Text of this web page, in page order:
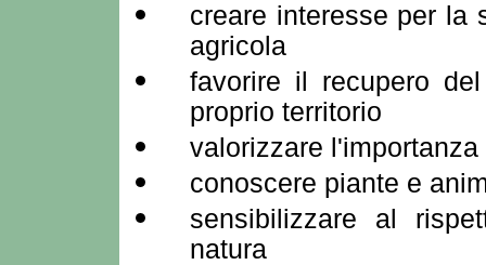
creare interesse per la
agricola
favorire il recupero
proprio territorio
valorizzare
conoscere piante e
sensibilizzare al
natura